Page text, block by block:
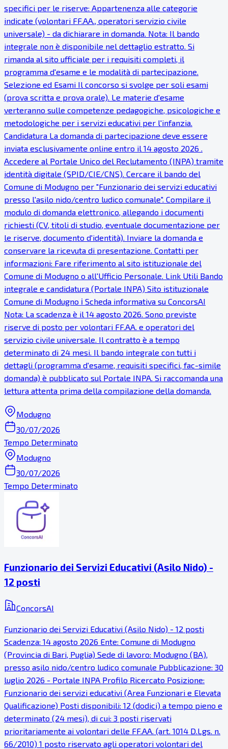
specifici per le riserve: Appartenenza alle categorie
indicate (volontari FF.AA., operatori servizio civile
universale) - da dichiarare in domanda. Nota: Il bando
integrale non è disponibile nel dettaglio estratto. Si
rimanda al sito ufficiale per i requisiti completi, il
programma d'esame e le modalità di partecipazione.
Selezione ed Esami Il concorso si svolge per soli esami
(prova scritta e prova orale). Le materie d'esame
verteranno sulle competenze pedagogiche, psicologiche e
metodologiche per i servizi educativi per l'infanzia.
Candidatura La domanda di partecipazione deve essere
inviata esclusivamente online entro il 14 agosto 2026 .
Accedere al Portale Unico del Reclutamento (INPA) tramite
identità digitale (SPID/CIE/CNS). Cercare il bando del
Comune di Modugno per "Funzionario dei servizi educativi
presso l'asilo nido/centro ludico comunale". Compilare il
modulo di domanda elettronico, allegando i documenti
richiesti (CV, titoli di studio, eventuale documentazione per
le riserve, documento d'identità). Inviare la domanda e
conservare la ricevuta di presentazione. Contatti per
informazioni: Fare riferimento al sito istituzionale del
Comune di Modugno o all'Ufficio Personale. Link Utili Bando
integrale e candidatura (Portale INPA) Sito istituzionale
Comune di Modugno ℹ Scheda informativa su ConcorsAI
Nota: La scadenza è il 14 agosto 2026. Sono previste
riserve di posto per volontari FF.AA. e operatori del
servizio civile universale. Il contratto è a tempo
determinato di 24 mesi. Il bando integrale con tutti i
dettagli (programma d'esame, requisiti specifici, fac-simile
domanda) è pubblicato sul Portale INPA. Si raccomanda una
lettura attenta prima della compilazione della domanda.
Modugno
30/07/2026
Tempo Determinato
Modugno
30/07/2026
Tempo Determinato
Funzionario dei Servizi Educativi (Asilo Nido) -
12 posti
ConcorsAI
Funzionario dei Servizi Educativi (Asilo Nido) - 12 posti
Scadenza: 14 agosto 2026 Ente: Comune di Modugno
(Provincia di Bari, Puglia) Sede di lavoro: Modugno (BA),
presso asilo nido/centro ludico comunale Pubblicazione: 30
luglio 2026 - Portale INPA Profilo Ricercato Posizione:
Funzionario dei servizi educativi (Area Funzionari e Elevata
Qualificazione) Posti disponibili: 12 (dodici) a tempo pieno e
determinato (24 mesi), di cui: 3 posti riservati
prioritariamente ai volontari delle FF.AA. (art. 1014 D.Lgs. n.
66/2010) 1 posto riservato agli operatori volontari del